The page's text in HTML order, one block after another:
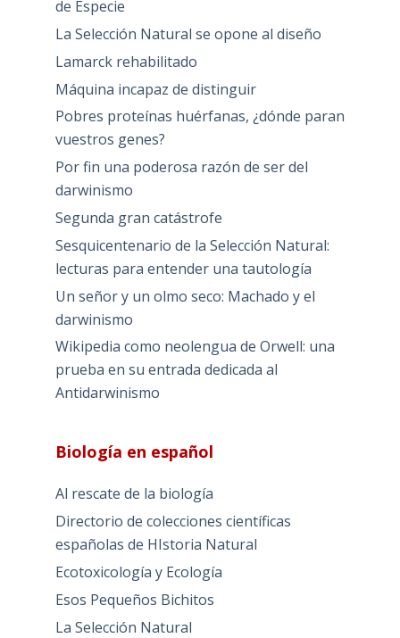
de Especie
La Selección Natural se opone al diseño
Lamarck rehabilitado
Máquina incapaz de distinguir
Pobres proteínas huérfanas, ¿dónde paran
vuestros genes?
Por fin una poderosa razón de ser del
darwinismo
Segunda gran catástrofe
Sesquicentenario de la Selección Natural:
lecturas para entender una tautología
Un señor y un olmo seco: Machado y el
darwinismo
Wikipedia como neolengua de Orwell: una
prueba en su entrada dedicada al
Antidarwinismo
Biología en español
Al rescate de la biología
Directorio de colecciones científicas
españolas de HIstoria Natural
Ecotoxicología y Ecología
Esos Pequeños Bichitos
La Selección Natural